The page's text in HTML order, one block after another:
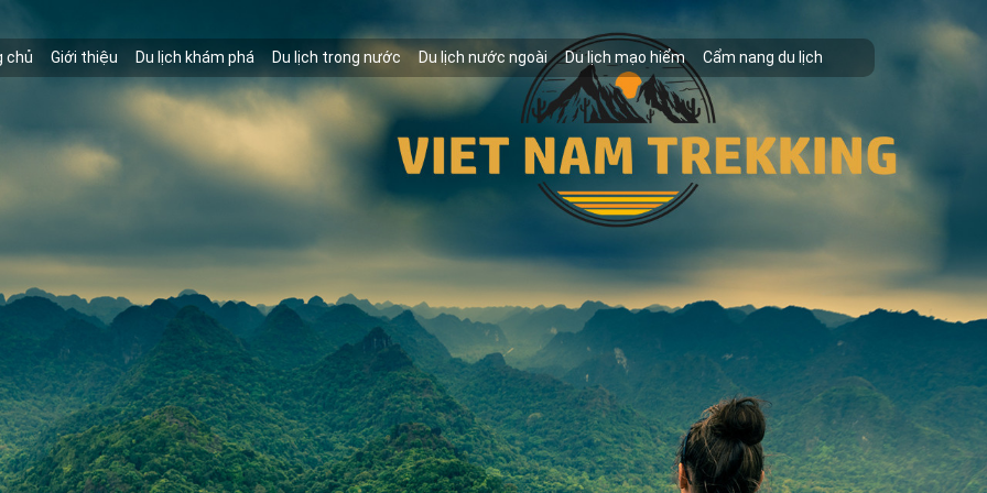
chủ Giới thiệu Du lịch khám phá Du lịch trong nước Du lịch nước ngoài Du lịch mạo hiểm Cẩm nang du lịch